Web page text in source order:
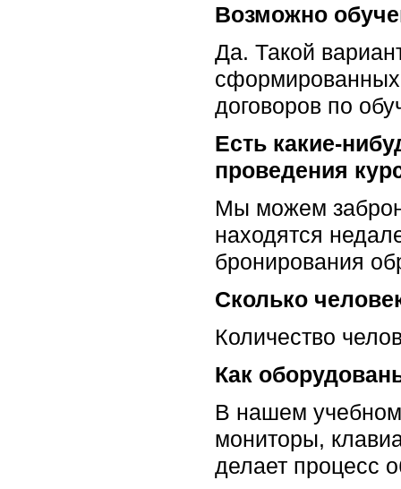
Возможно
Да. Такой
сформированных
договоров по
Есть какие-
проведения
Мы можем
находятся
бронирования
Сколько
Количество
Как
В нашем
мониторы,
делает процесс